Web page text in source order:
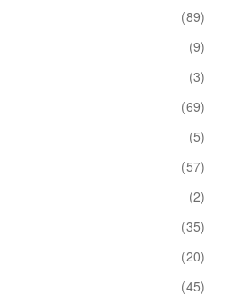
(89)
(9)
(3)
(69)
(5)
(57)
(2)
(35)
(20)
(45)